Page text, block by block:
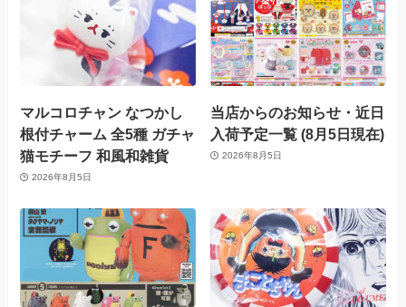
マルコロチャン なつかし
根付チャーム 全5種 ガチャ
猫モチーフ 和風和雑貨
2026年8月5日
当店からのお知らせ・近日
入荷予定一覧 (8月5日現在)
2026年8月5日